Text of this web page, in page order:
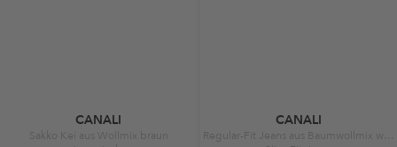
CANALI
Sakko Kei aus Wollmix braun
CANALI